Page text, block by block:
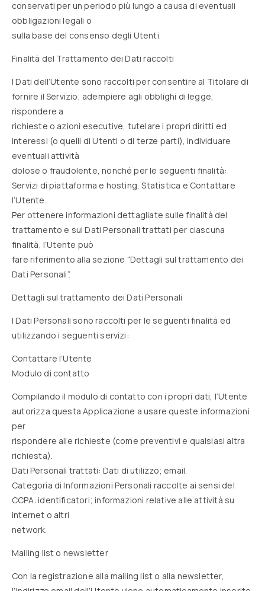
conservati per un periodo più lungo a causa di eventuali
obbligazioni legali o
sulla base del consenso degli Utenti.
Finalità del Trattamento dei Dati raccolti
I Dati dell’Utente sono raccolti per consentire al Titolare di
fornire il Servizio, adempiere agli obblighi di legge,
rispondere a
richieste o azioni esecutive, tutelare i propri diritti ed
interessi (o quelli di Utenti o di terze parti), individuare
eventuali attività
dolose o fraudolente, nonché per le seguenti finalità:
Servizi di piattaforma e hosting, Statistica e Contattare
l’Utente.
Per ottenere informazioni dettagliate sulle finalità del
trattamento e sui Dati Personali trattati per ciascuna
finalità, l’Utente può
fare riferimento alla sezione “Dettagli sul trattamento dei
Dati Personali”.
Dettagli sul trattamento dei Dati Personali
I Dati Personali sono raccolti per le seguenti finalità ed
utilizzando i seguenti servizi:
Contattare l’Utente
Modulo di contatto
Compilando il modulo di contatto con i propri dati, l’Utente
autorizza questa Applicazione a usare queste informazioni
per
rispondere alle richieste (come preventivi e qualsiasi altra
richiesta).
Dati Personali trattati: Dati di utilizzo; email.
Categoria di Informazioni Personali raccolte ai sensi del
CCPA: identificatori; informazioni relative alle attività su
internet o altri
network.
Mailing list o newsletter
Con la registrazione alla mailing list o alla newsletter,